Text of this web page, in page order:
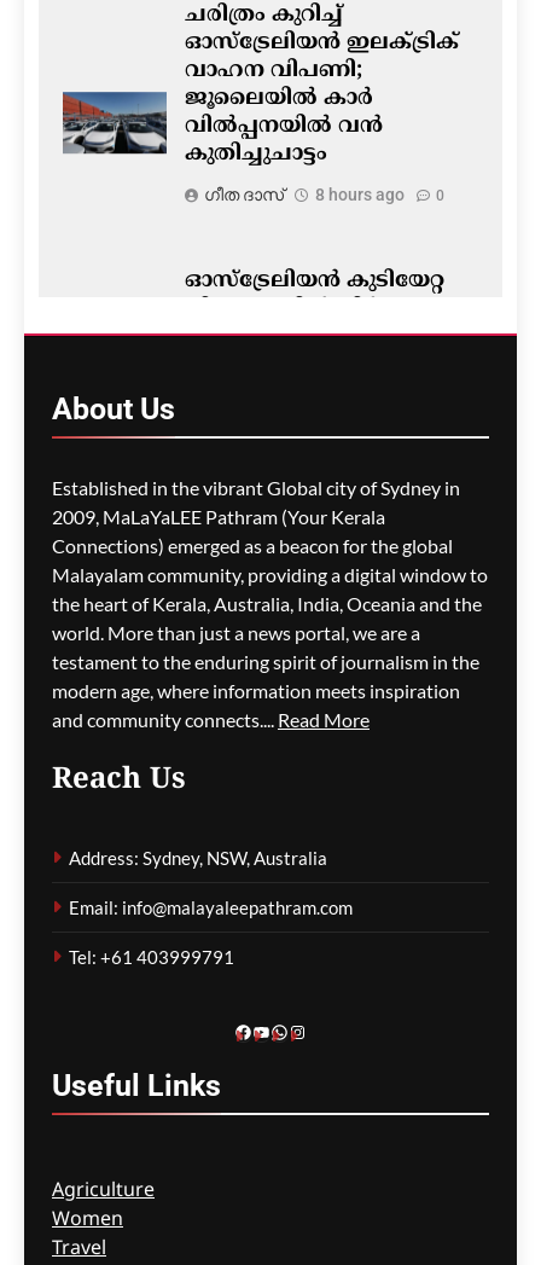
ചരിത്രം കുറിച്ച്
ഓസ്‌ട്രേലിയൻ ഇലക്ട്രിക്
വാഹന വിപണി;
ജൂലൈയിൽ കാർ
വിൽപ്പനയിൽ വൻ
കുതിച്ചുചാട്ടം
ഗീത ദാസ്‌ 8 hours ago 0
ഓസ്‌ട്രേലിയൻ കുടിയേറ്റ
മാറ്റം- ഡയറക്ഷൻ 119′
ഗീത ദാസ്‌ 9 hours ago 0
പോർട്ട് അഡലെയ്ഡിൽ
സൾഫർ തീപിടിത്തം;
വിഷപുക പടരുന്നു,
അടിയന്തര ഒഴിപ്പിക്കൽ
നിർദേശം
ഗീത ദാസ്‌ 9 hours ago 0
പ്രശ്നങ്ങൾ
മറച്ചുവെക്കപ്പെടുന്നുവെന്ന്
വിദഗ്ദ്ധർ
ഗീത ദാസ്‌
About Us
Established in the vibrant Global city of Sydney in
2009, MaLaYaLEE Pathram (Your Kerala
Connections) emerged as a beacon for the global
Malayalam community, providing a digital window to
the heart of Kerala, Australia, India, Oceania and the
world. More than just a news portal, we are a
testament to the enduring spirit of journalism in the
modern age, where information meets inspiration
and community connects.... Read More
Reach Us
Address: Sydney, NSW, Australia
Email: info@malayaleepathram.com
Tel: +61 403999791
Facebook
YouTube
WhatsApp
Instagram
Useful Links
Agriculture
Women
Travel